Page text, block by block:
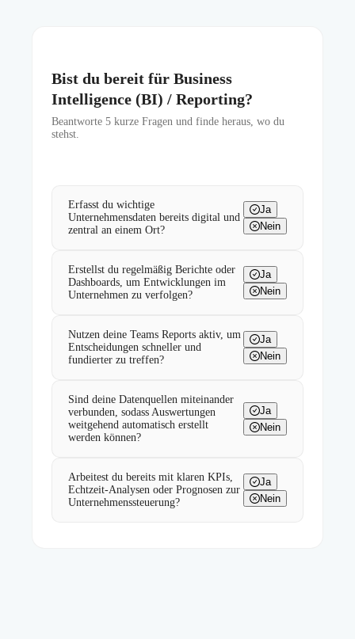
Bist du bereit für Business
Intelligence (BI) / Reporting?
Beantworte 5 kurze Fragen und finde heraus, wo du
stehst.
Erfasst du wichtige
Unternehmensdaten bereits digital und
zentral an einem Ort?
Ja
Nein
Erstellst du regelmäßig Berichte oder
Dashboards, um Entwicklungen im
Unternehmen zu verfolgen?
Ja
Nein
Nutzen deine Teams Reports aktiv, um
Entscheidungen schneller und
fundierter zu treffen?
Ja
Nein
Sind deine Datenquellen miteinander
verbunden, sodass Auswertungen
weitgehend automatisch erstellt
werden können?
Ja
Nein
Arbeitest du bereits mit klaren KPIs,
Echtzeit-Analysen oder Prognosen zur
Unternehmenssteuerung?
Ja
Nein